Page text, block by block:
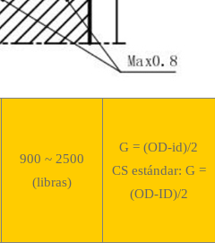
900 ~ 2500
(libras)
G = (OD-id)/2
CS estándar: G =
(OD-ID)/2